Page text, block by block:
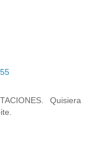
Quisiera